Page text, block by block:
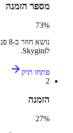
מספר הזמנה
73%
נושא חוזר ב-8
לSkygini
.
פתחו תיק
2
הזמנה
27%